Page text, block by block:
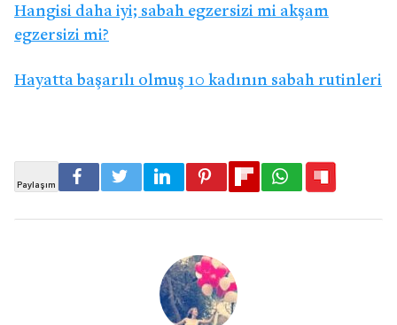
Hangisi daha iyi; sabah egzersizi mi akşam
egzersizi mi?
Hayatta başarılı olmuş 10 kadının sabah rutinleri